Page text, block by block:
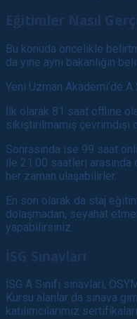
Eğitimler Nasıl
Bu konuda öncelikle
da yine aynı bakanlığın
Yeni Uzman Akademi’de
İlk olarak 81 saat offline
sıkıştırılmamış
Sonrasında ise 99 saat
ile 21.00 saatleri arasında
her zaman ulaşabilirler.
En son olarak da staj
dolaşmadan, seyahat
yapabilirsiniz.
İSG Sınavları
İSG A Sınıfı sınavları,
Kursu alanlar da sınava
katılımcılarımız